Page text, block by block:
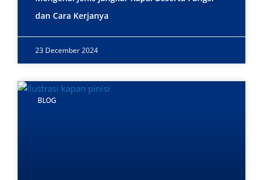
dan Cara Kerjanya
23 December 2024
BLOG